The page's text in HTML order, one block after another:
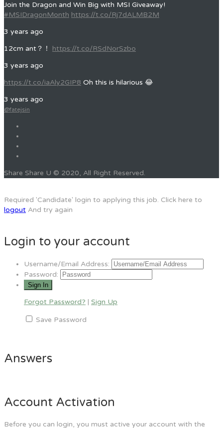
Join the Dragon and Win Big with MSI Giveaway!
#MSIDragonMonth https://t.co/Rj7dALMB2M
3 years ago
12cm ant？！ https://t.co/RSdNorSzbo
3 years ago
https://t.co/iaAly2GIP8 Oh this is hilarious 😂
3 years ago
@fatejsin
Share Share U © 2020, All Right Reserved.
Required 'Candidate' login to applying this job. Click here to
logout And try again
Login to your account
Username/Email Address:
Password:
Forgot Password? | Sign Up
Save Password
Answers
Account Activation
Before you can login, you must active your account with the